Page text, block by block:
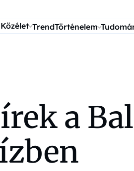
Közélet TrendTörténelem
a